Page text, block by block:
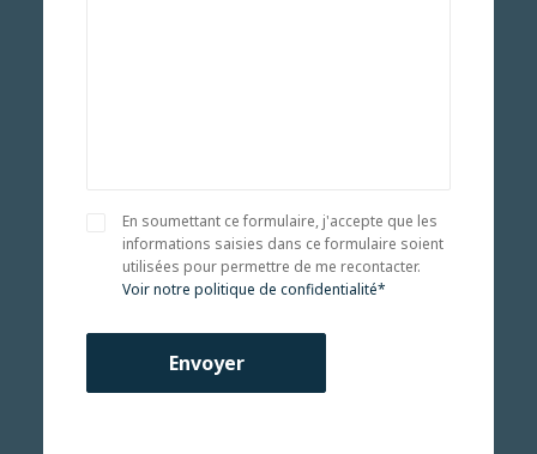
Consent (Nécessaire)
En soumettant ce formulaire, j'accepte que les
informations saisies dans ce formulaire soient
utilisées pour permettre de me recontacter.
Voir notre politique de confidentialité*
Envoyer